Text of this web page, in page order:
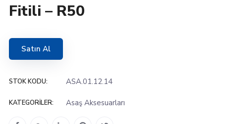
Fitili – R50
Satın Al
STOK KODU: ASA.01.12.14
KATEGORILER: Asaş Aksesuarları